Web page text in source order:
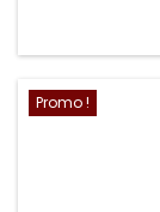
Promo !